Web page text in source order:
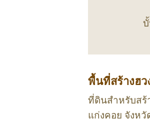
พื้นที่สร้างฮ
ที่ดินสำหรับสร้
แก่งคอย จังห